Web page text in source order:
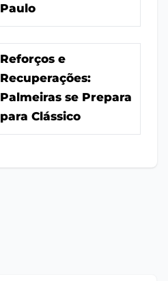
Paulo
Reforços e
Recuperações:
Palmeiras se Prepara
para Clássico